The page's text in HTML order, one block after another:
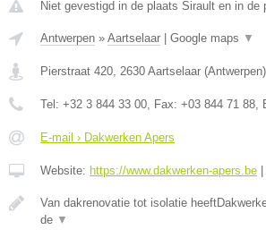
Niet gevestigd in de plaats Sirault en in de
Antwerpen » Aartselaar Google maps ▼
Pierstraat 420, 2630 Aartselaar (Antwerpen)
Tel: +32 3 844 33 00, Fax: +03 844 71 88,
E-mail › Dakwerken Apers
Website: https://www.dakwerken-apers.be
Van dakrenovatie tot isolatie
de ▼